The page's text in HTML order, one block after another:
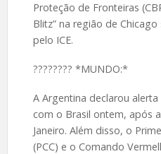
Proteção de Fronteiras
Blitz” na região de
pelo ICE.
????️???? *MUNDO:*
A Argentina declarou
com o Brasil ontem, após
Janeiro. Além disso, o
(PCC) e o Comando